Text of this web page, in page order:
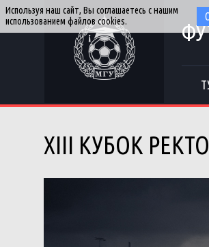
XIII КУБОК
Используя наш сайт, Вы соглашаетесь с нашим
использованием файлов cookies.